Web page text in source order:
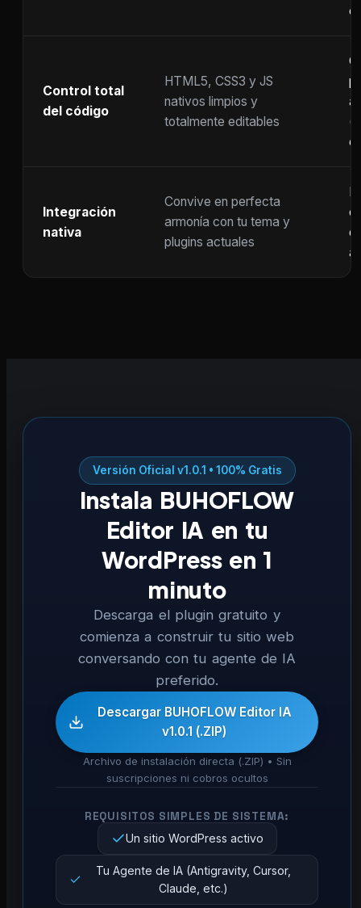
Control total
del código
HTML5, CSS3 y JS
nativos limpios y
totalmente editables
Integración
nativa
Convive en perfecta
armonía con tu tema y
plugins actuales
Versión Oficial v1.0.1 • 100% Gratis
Instala BUHOFLOW
Editor IA en tu
WordPress en 1
minuto
Descarga el plugin gratuito y
comienza a construir tu sitio web
conversando con tu agente de IA
preferido.
Descargar BUHOFLOW Editor IA
v1.0.1 (.ZIP)
Archivo de instalación directa (.ZIP) • Sin
suscripciones ni cobros ocultos
REQUISITOS SIMPLES DE SISTEMA:
Un sitio WordPress activo
Tu Agente de IA (Antigravity, Cursor,
Claude, etc.)